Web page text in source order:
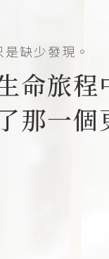
缺少發現。
命旅程
那一個